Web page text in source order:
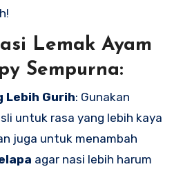
Lemak Ayam
Sempurna:
Lebih Gurih: Gunakan
untuk rasa yang lebih kaya
juga untuk menambah
agar nasi lebih harum